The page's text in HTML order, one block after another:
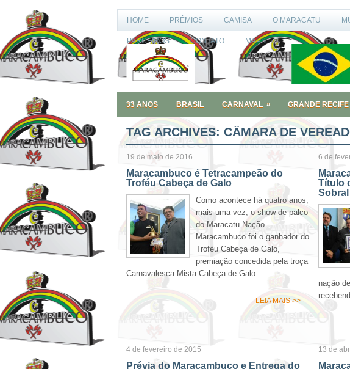
HOME PRÊMIOS CAMISA O MARACATU
PARCEIROS CONTATO MAPS
33 ANOS BRASIL CARNAVAL » GRANDE RECIFE
TAG ARCHIVES: CÂMARA DE
19 de maio de 2016
Maracambuco é Tetracampeão do
Troféu Cabeça de Galo
Como acontece há quatro anos,
mais uma vez, o show de palco
do Maracatu Nação
Maracambuco foi o ganhador do
Troféu Cabeça de Galo,
premiação concedida pela troça
Carnavalesca Mista Cabeça de Galo.
LEIA MAIS >>
6 de
Título
Sobral
nação
4 de fevereiro de 2015
Prévia do Maracambuco e Entrega do
13 de